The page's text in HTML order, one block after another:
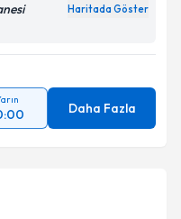
Haritada Göster
Daha Fazla